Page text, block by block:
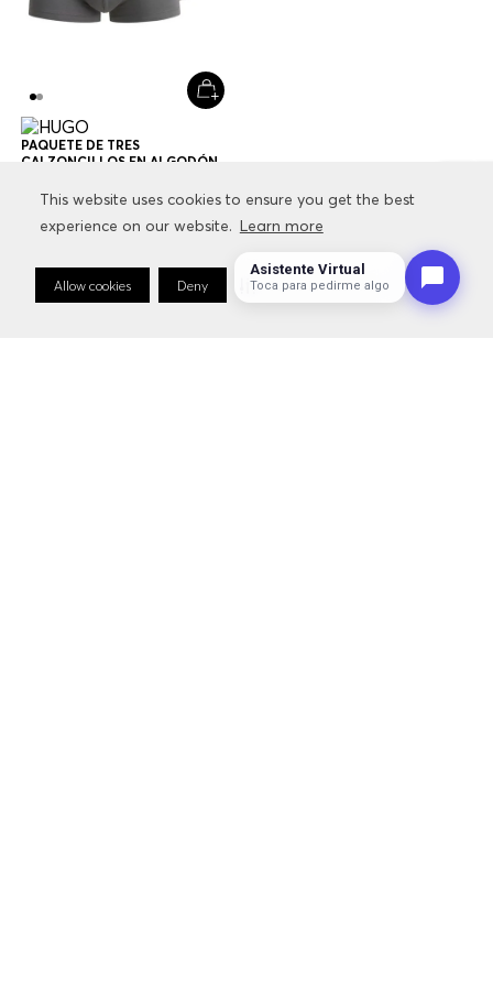
This website uses cookies to ensure you get the best
experience on our website. Learn more
Allow cookies Deny Cookie Preferences
This website uses cookies to ensure you get the best
experience on our website. Learn more
Allow cookies Deny Cookie Preferences
PAQUETE DE TRES
CALZONCILLOS EN ALGODÓN
CINTURA CALZONCILLOS
Multicolor
Asistente Virtual
Toca para pedirme algo